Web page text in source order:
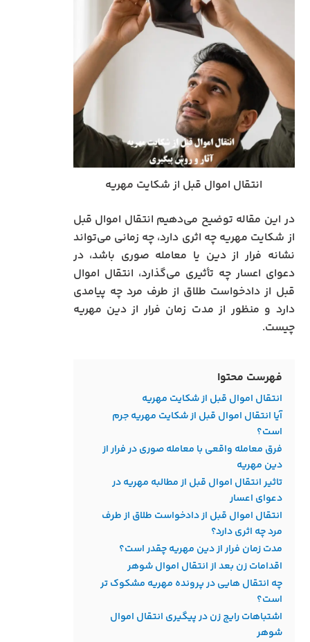
انتقال اموال قبل از شکایت مهریه
در این مقاله توضیح می‌دهیم انتقال اموال قبل
از شکایت مهریه چه اثری دارد، چه زمانی می‌تواند
نشانه فرار از دین یا معامله صوری باشد، در
دعوای اعسار چه تأثیری می‌گذارد، انتقال اموال
قبل از دادخواست طلاق از طرف مرد چه پیامدی
دارد و منظور از مدت زمان فرار از دین مهریه
چیست.
فهرست محتوا
انتقال اموال قبل از شکایت مهریه
آیا انتقال اموال قبل از شکایت مهریه جرم
است؟
فرق معامله واقعی با معامله صوری در فرار از
دین مهریه
تاثیر انتقال اموال قبل از مطالبه مهریه در
دعوای اعسار
انتقال اموال قبل از دادخواست طلاق از طرف
مرد چه اثری دارد؟
مدت زمان فرار از دین مهریه چقدر است؟
اقدامات زن بعد از انتقال اموال شوهر
چه انتقال‌ هایی در پرونده مهریه مشکوک‌ تر
است؟
اشتباهات رایج زن در پیگیری انتقال اموال
شوهر